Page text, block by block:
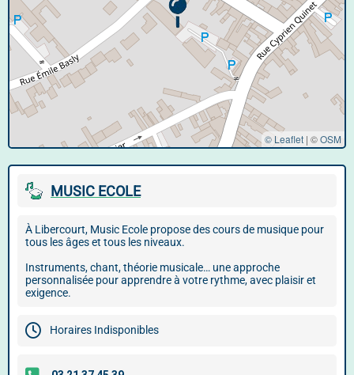
© Leaflet | ©OSM
MUSIC ECOLE
À Libercourt, Music Ecole propose des cours de musique pour
tous les âges et tous les niveaux.
Instruments, chant, théorie musicale… une approche
personnalisée pour apprendre à votre rythme, avec plaisir et
exigence.
Horaires Indisponibles